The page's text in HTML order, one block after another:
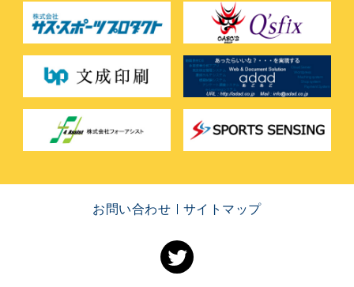
お問い合わせ サイトマップ